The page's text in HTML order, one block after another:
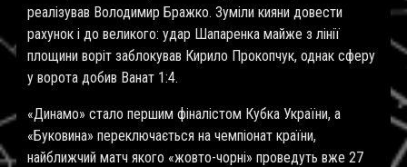
реалізував Володимир Бражко. Зуміли кияни довести
рахунок і до великого: удар Шапаренка майже з лінії
площини воріт заблокував Кирило Прокопчук, однак сферу
у ворота добив Ванат 1:4.
«Динамо» стало першим фіналістом Кубка України, а
«Буковина» переключається на чемпіонат країни,
найближчий матч якого «жовто-чорні» проведуть вже 27